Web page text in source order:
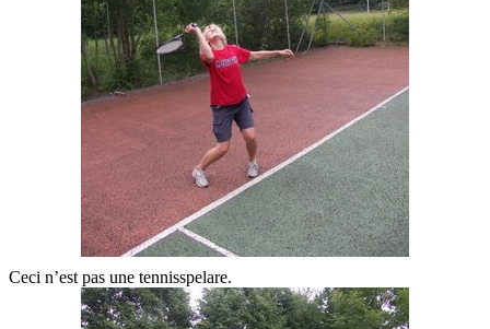
Ceci n’est pas une tennisspelare.